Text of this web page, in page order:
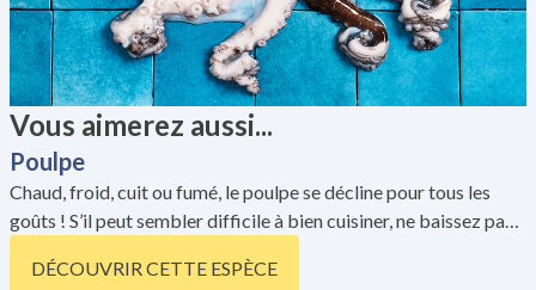
Vous aimerez aussi...
Poulpe
Chaud, froid, cuit ou fumé, le poulpe se décline pour tous les
goûts ! S’il peut sembler difficile à bien cuisiner, ne baissez pas
l’exception de la Manche.
DÉCOUVRIR CETTE ESPÈCE